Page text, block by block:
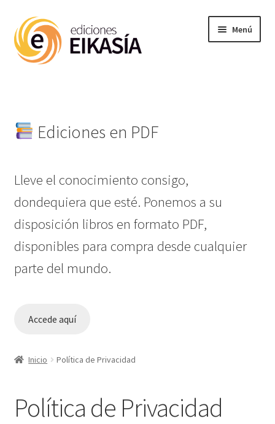
a
la
navegación
al
contenido
Menú
Próx publ
Ediciones PDF
Ediciones en PDF
Lleve el conocimiento consigo,
dondequiera que esté. Ponemos a su
disposición libros en formato PDF,
disponibles para compra desde cualquier
parte del mundo.
Accede aquí
Inicio Política de Privacidad
Política de Privacidad